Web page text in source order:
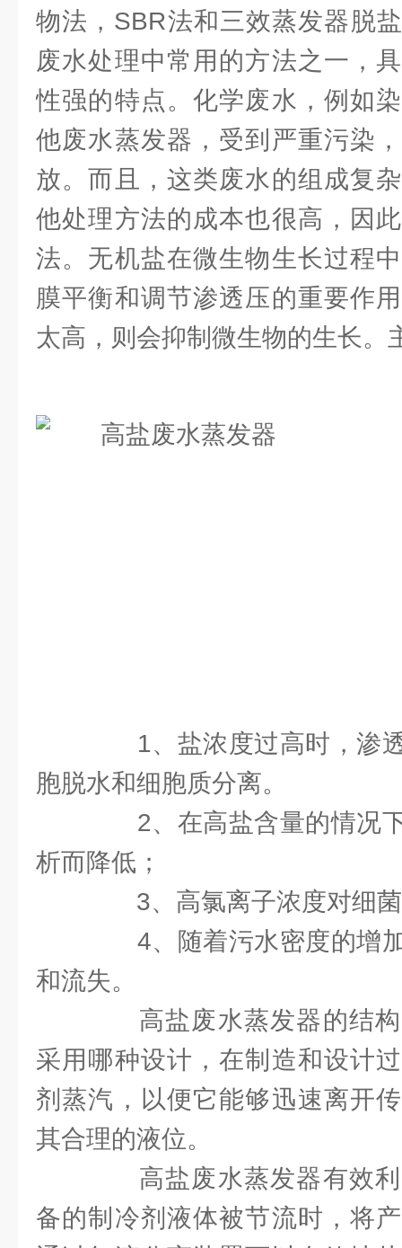
物法，SBR法和三效蒸发器脱
废水处理中常用的方法之一，
性强的特点。化学废水，例如
他废水蒸发器，受到严重污染
放。而且，这类废水的组成复
他处理方法的成本也很高，因
法。无机盐在微生物生长过程
膜平衡和调节渗透压的重要作
太高，则会抑制微生物的生长。
1、盐浓度过高时，渗透
胞脱水和细胞质分离。
2、在高盐含量的情况下
析而降低；
3、高氯离子浓度对细菌
4、随着污水密度的增加
和流失。
高盐废水蒸发器的结构
采用哪种设计，在制造和设计
剂蒸汽，以便它能够迅速离开
其合理的液位。
高盐废水蒸发器有效利
备的制冷剂液体被节流时，将